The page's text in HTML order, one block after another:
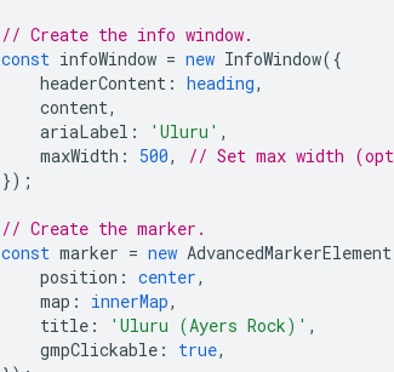
// Create the info window.
const infoWindow = new InfoWindow({
headerContent : heading,
content,
ariaLabel : 'Uluru' ,
maxWidth : 500,
// Set max width
});
// Create the marker.
const marker = new AdvancedMarkerElement
position : center,
map : innerMap,
title : 'Uluru (Ayers Rock)' ,
gmpClickable : true,